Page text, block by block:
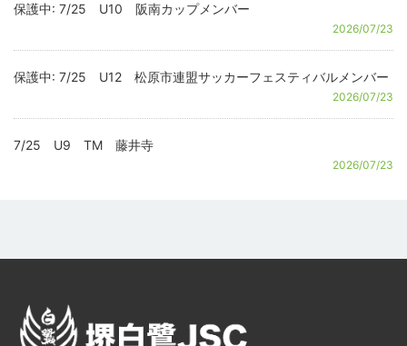
保護中: 7/25 U10 阪南カップメンバー
2026/07/23
保護中: 7/25 U12 松原市連盟サッカーフェスティバルメンバー
2026/07/23
7/25 U9 TM 藤井寺
2026/07/23